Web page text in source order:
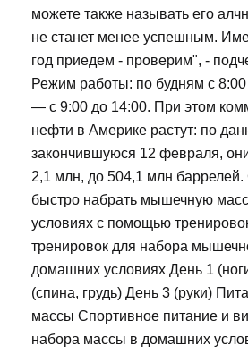
можете также называть его
не станет менее успешным.
год приедем - проверим", -
Режим работы: по будням с 8:00
— с 9:00 до 14:00. При этом
нефти в Америке растут: по
закончившуюся 12 февраля,
2,1 млн, до 504,1 млн
быстро набрать мышечную
условиях с помощью
тренировок для набора
домашних условиях День 1
(спина, грудь) День 3 (руки)
массы Спортивное питание и
набора массы в домашних